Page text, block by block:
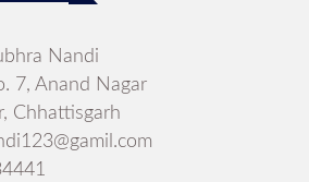
Nandi
7, Anand Nagar
Chhattisgarh